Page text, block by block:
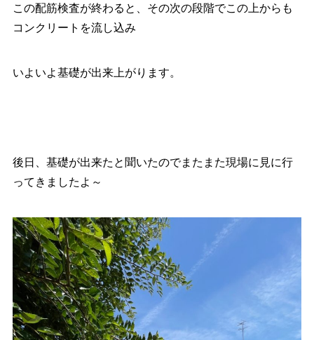
この配筋検査が終わると、その次の段階でこの上からも
コンクリートを流し込み
いよいよ基礎が出来上がります。
後日、基礎が出来たと聞いたのでまたまた現場に見に行
ってきましたよ～